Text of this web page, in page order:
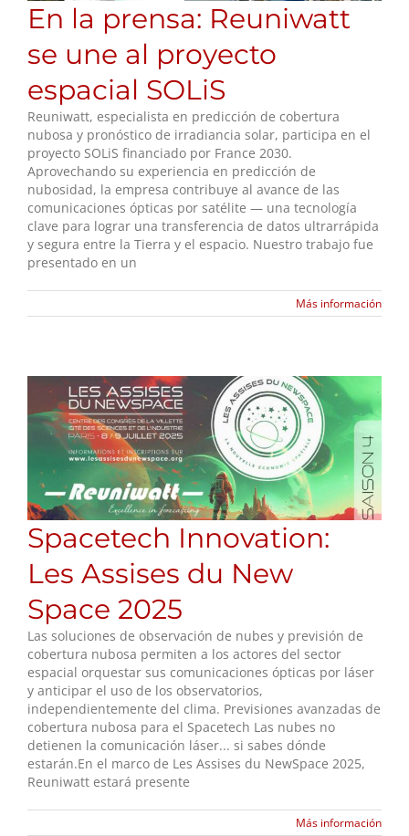
En la prensa: Reuniwatt
se une al proyecto
espacial SOLiS
Reuniwatt, especialista en predicción de cobertura
nubosa y pronóstico de irradiancia solar, participa en el
proyecto SOLiS financiado por France 2030.
Aprovechando su experiencia en predicción de
nubosidad, la empresa contribuye al avance de las
comunicaciones ópticas por satélite — una tecnología
clave para lograr una transferencia de datos ultrarrápida
y segura entre la Tierra y el espacio. Nuestro trabajo fue
presentado en un
Más información
Spacetech Innovation:
Les Assises du New
Space 2025
Las soluciones de observación de nubes y previsión de
cobertura nubosa permiten a los actores del sector
espacial orquestar sus comunicaciones ópticas por láser
y anticipar el uso de los observatorios,
independientemente del clima. Previsiones avanzadas de
cobertura nubosa para el Spacetech Las nubes no
detienen la comunicación láser... si sabes dónde
estarán.En el marco de Les Assises du NewSpace 2025,
Reuniwatt estará presente
Más información